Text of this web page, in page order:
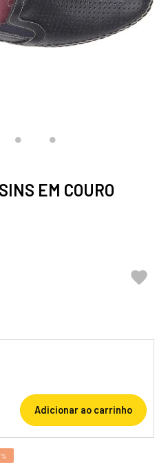
EM COURO

Adicionar ao carrinho